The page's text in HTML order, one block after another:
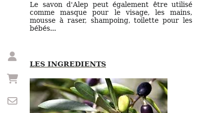
Le savon d'Alep peut également être utilisé
comme masque pour le visage, les mains,
mousse à raser, shampoing, toilette pour les
bébés...
LES INGREDIENTS